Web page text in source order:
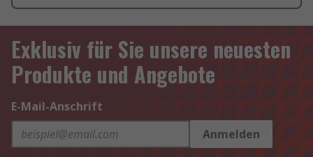
Exklusiv für Sie unsere neuesten
Produkte und Angebote
E-Mail-Anschrift
Anmelden